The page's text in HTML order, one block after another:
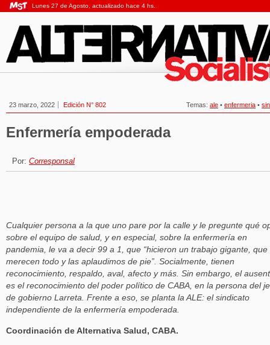
Lunes 27 de Agosto, actualizado hace 4 hs.
23 marzo, 2022 Edición N° 802 Temas: ale • enfermeria •
Enfermería empoderada
Por: Corresponsal
Cualquier persona a la que uno pare por la calle y le pregunte qué
sobre el equipo de salud, y en especial, sobre la enfermería en
pandemia, le va a decir 99 a 1, que “hicieron un trabajo gigante, que
merecen todo y las aplaudimos de pie”. Socialmente, tienen
reconocimiento, respaldo, aval, afecto y más. Sin embargo, el
es el reconocimiento del poder político de CABA, en la persona del
de gobierno Larreta. Frente a eso, se planta la ALE: el sindicato
independiente de la enfermería empoderada.
Coordinación de Alternativa Salud, CABA.